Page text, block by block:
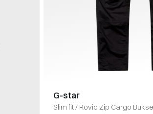
G-star
Slim fit/ Rovic Zip Cargo